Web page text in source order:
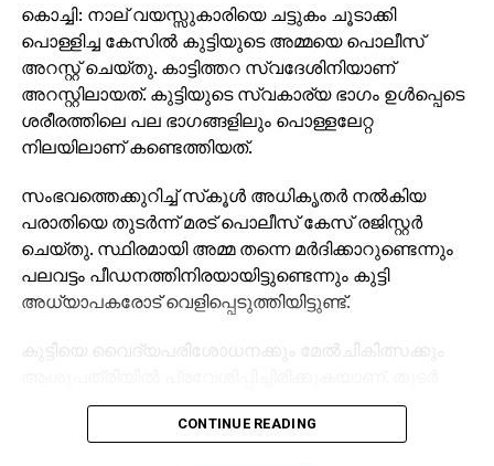
കൊച്ചി: നാല് വയസ്സുകാരിയെ ചട്ടുകം ചൂടാക്കി
പൊള്ളിച്ച കേസില്‍ കുട്ടിയുടെ അമ്മയെ പൊലീസ്
അറസ്റ്റ് ചെയ്തു. കാട്ടിത്തറ സ്വദേശിനിയാണ്
അറസ്റ്റിലായത്. കുട്ടിയുടെ സ്വകാര്യ ഭാഗം ഉള്‍പ്പെടെ
ശരീരത്തിലെ പല ഭാഗങ്ങളിലും പൊള്ളലേറ്റ
നിലയിലാണ് കണ്ടെത്തിയത്.
സംഭവത്തെക്കുറിച്ച് സ്‌കൂള്‍ അധികൃതര്‍ നല്‍കിയ
പരാതിയെ തുടര്‍ന്ന് മരട് പൊലീസ് കേസ് രജിസ്റ്റര്‍
ചെയ്തു. സ്ഥിരമായി അമ്മ തന്നെ മര്‍ദിക്കാറുണ്ടെന്നും
പലവട്ടം പീഡനത്തിനിരയായിട്ടുണ്ടെന്നും കുട്ടി
അധ്യാപകരോട് വെളിപ്പെടുത്തിയിട്ടുണ്ട്.
കുട്ടിയെ വൈദ്യപരിശോധനക്കും മേല്‍ചികിത്സക്കും
നടപടികള്‍ തുടരുന്നതായി പൊലീസ് അറിയിച്ചു.
CONTINUE READING